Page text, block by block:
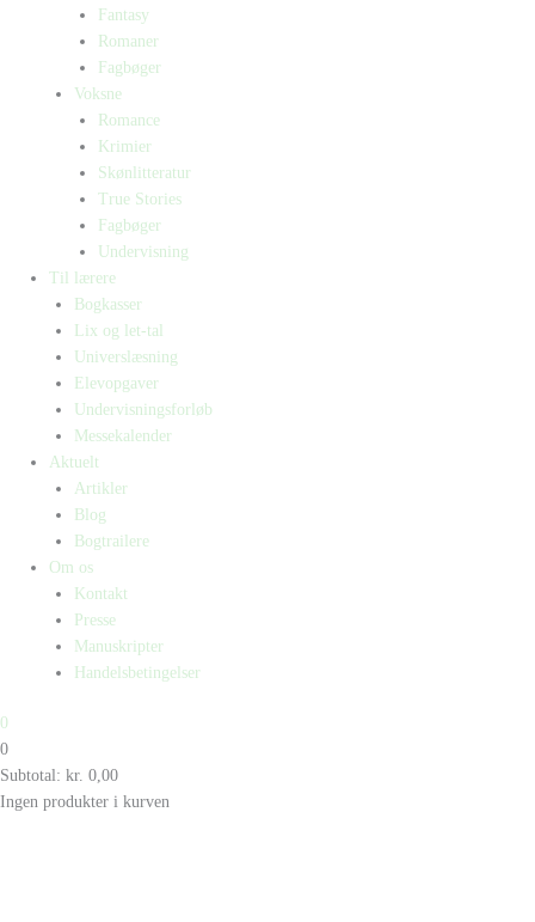
Fantasy
Romaner
Fagbøger
Voksne
Romance
Krimier
Skønlitteratur
True Stories
Fagbøger
Undervisning
Til lærere
Bogkasser
Lix og let-tal
Universlæsning
Elevopgaver
Undervisningsforløb
Messekalender
Aktuelt
Artikler
Blog
Bogtrailere
Om os
Kontakt
Presse
Manuskripter
Handelsbetingelser
0
0
Subtotal: kr. 0,00
Ingen produkter i kurven